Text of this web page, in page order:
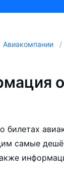
Авиакомпании
билетах
самые